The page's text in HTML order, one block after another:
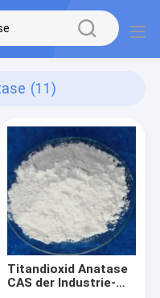
(11)
Titandioxid Anatase
CAS der Industrie-